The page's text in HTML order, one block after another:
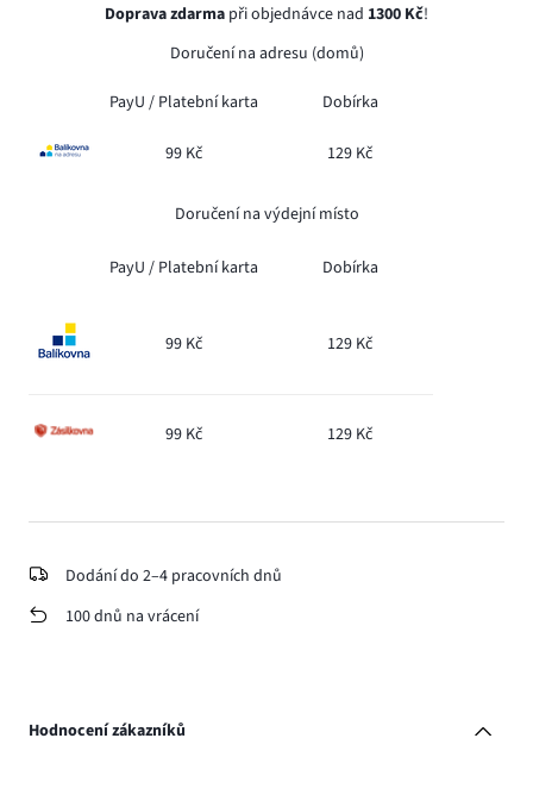
Doprava zdarma při objednávce nad 1300 Kč!
Doručení na adresu (domů)
PayU / Platební karta Dobírka
99 Kč 129 Kč
Doručení na výdejní místo
PayU / Platební karta Dobírka
99 Kč 129 Kč
99 Kč 129 Kč
Dodání do 2–4 pracovních dnů
100 dnů na vrácení
Hodnocení zákazníků